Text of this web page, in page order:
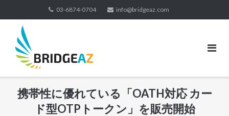
ン
ス
03-6874-0704 info@bridgeaz.com
携帯性に優れている「OATH対応 カー
ド型OTPトークン」を販売開始